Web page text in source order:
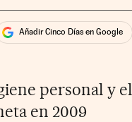
Añadir Cinco Días en Google
personal y el
en 2009